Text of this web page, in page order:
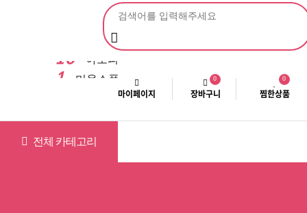
10 아토피
1 미용소품
스킨케어
3 메이크업
4 바디&헤어
마이페이지
0
장바구니
0
찜한상품
전체 카테고리